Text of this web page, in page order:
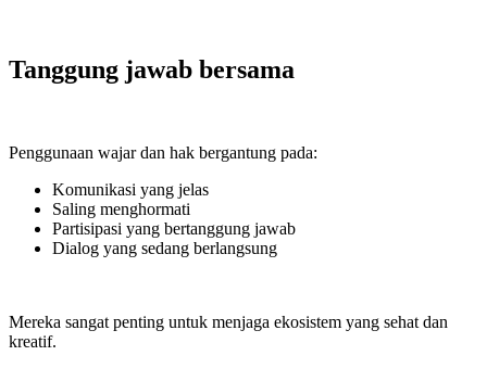
Tanggung jawab bersama
Penggunaan wajar dan hak bergantung pada:
Komunikasi yang jelas
Saling menghormati
Partisipasi yang bertanggung jawab
Dialog yang sedang berlangsung
Mereka sangat penting untuk menjaga ekosistem yang sehat dan
kreatif.